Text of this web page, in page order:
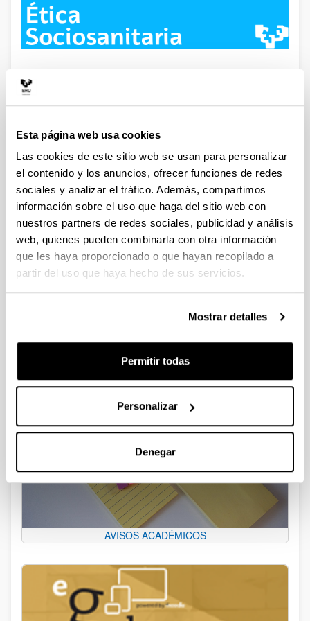
Esta página web usa cookies
Las cookies de este sitio web se usan para personalizar
el contenido y los anuncios, ofrecer funciones de redes
sociales y analizar el tráfico. Además, compartimos
información sobre el uso que haga del sitio web con
nuestros partners de redes sociales, publicidad y análisis
web, quienes pueden combinarla con otra información
que les haya proporcionado o que hayan recopilado a
partir del uso que haya hecho de sus servicios.
Mostrar detalles
Permitir todas
Personalizar
Denegar
Noticias
AVISO
Publicación libro “Ética, vulnerabilidad y cuidados en el
ámbito social y sanitario”
Publicación libro "Reflexiones éticas desde el ámbito
AVISOS ACADÉMICOS